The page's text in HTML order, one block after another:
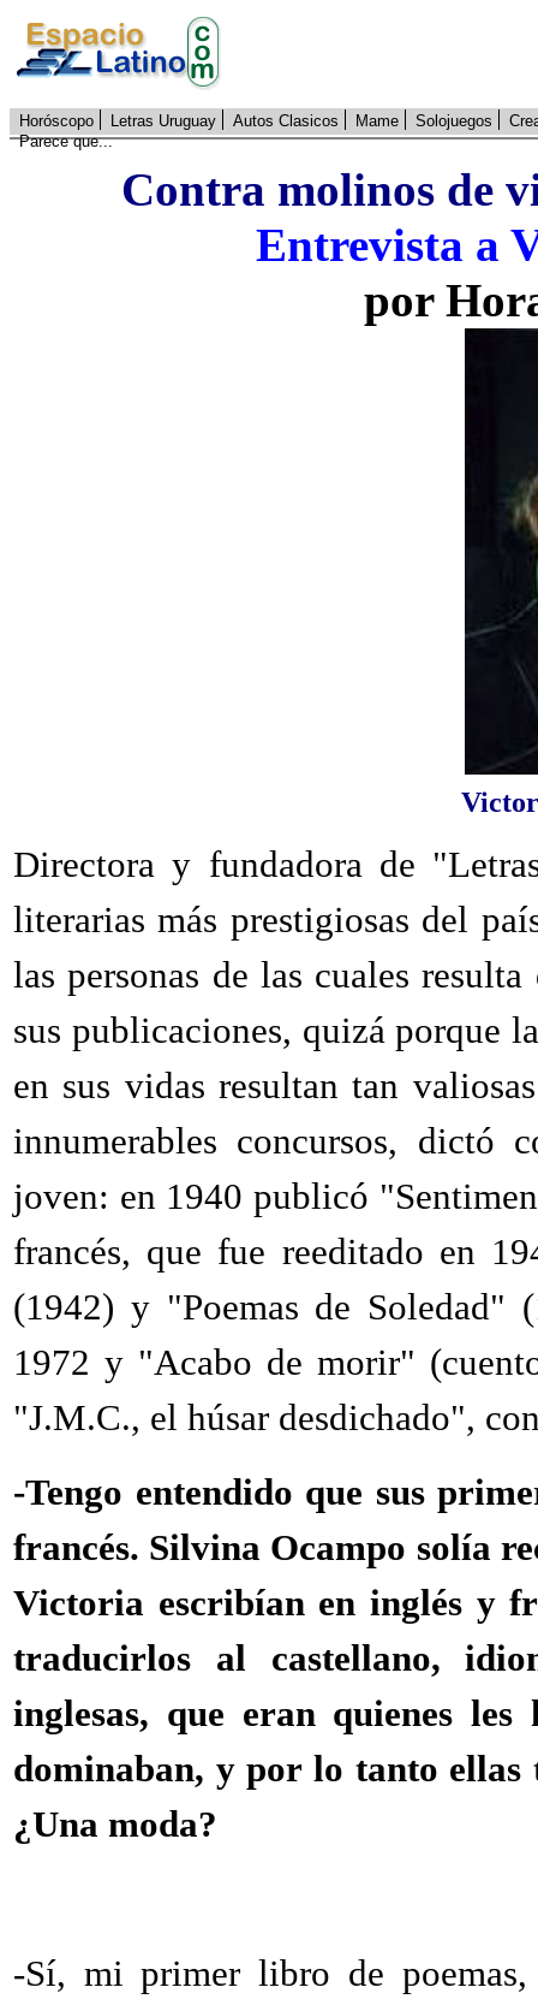
Horóscopo Letras Uruguay Autos Clasicos Mame Solojuegos
Parece que...
Contra molinos de
Entrevista a
por
Directora y fundadora de
literarias más prestigiosas del
las personas de las cuales
sus publicaciones, quizá porque
en sus vidas resultan tan
innumerables concursos, dictó
joven: en 1940 publicó
francés, que fue reeditado en
(1942) y "Poemas de Soledad"
1972 y "Acabo de morir"
"J.M.C., el húsar desdichado",
-Tengo entendido que sus
francés. Silvina Ocampo solía
Victoria escribían en inglés y
traducirlos al castellano,
inglesas, que eran quienes
dominaban, y por lo tanto ellas
¿Una moda?
-Sí, mi primer libro de